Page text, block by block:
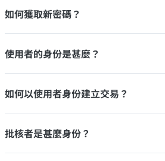
如何獲取新密碼？
使用者的身份是甚麼？
如何以使用者身份建立交易？
批核者是甚麼身份？